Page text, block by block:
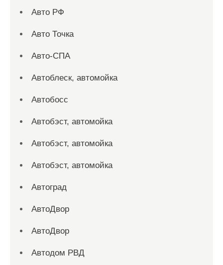
Авто РФ
Авто Точка
Авто-СПА
Автоблеск, автомойка
Автобосс
Автобэст, автомойка
Автобэст, автомойка
Автобэст, автомойка
Автоград
АвтоДвор
АвтоДвор
Автодом РВД